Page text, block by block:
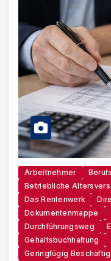
Arbeitnehmer
Betriebliche
Das Rentenwerk
Dokumentenmappe
Durchführungsweg
Gehaltsbuchhaltung
Geringfügig